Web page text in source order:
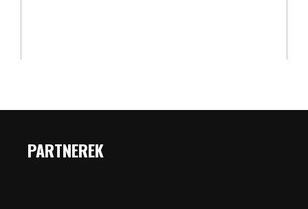
PARTNEREK